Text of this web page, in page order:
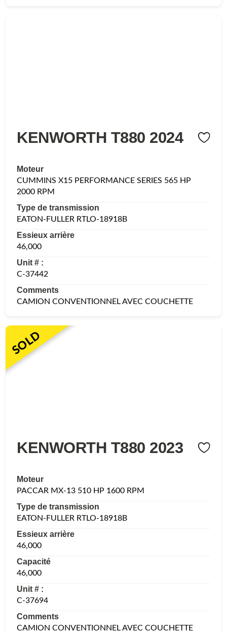
KENWORTH T880 2024
Moteur
CUMMINS X15 PERFORMANCE SERIES 565 HP
2000 RPM
Type de transmission
EATON-FULLER RTLO-18918B
Essieux arrière
46,000
Unit # :
C-37442
Comments
CAMION CONVENTIONNEL AVEC COUCHETTE
SOLD
KENWORTH T880 2023
Moteur
PACCAR MX-13 510 HP 1600 RPM
Type de transmission
EATON-FULLER RTLO-18918B
Essieux arrière
46,000
Capacité
46,000
Unit # :
C-37694
Comments
CAMION CONVENTIONNEL AVEC COUCHETTE